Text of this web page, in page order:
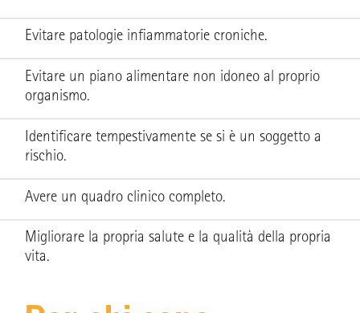
Evitare patologie infiammatorie croniche.
Evitare un piano alimentare non idoneo al proprio
organismo.
Identificare tempestivamente se si è un soggetto a
rischio.
Avere un quadro clinico completo.
Migliorare la propria salute e la qualità della propria
vita.